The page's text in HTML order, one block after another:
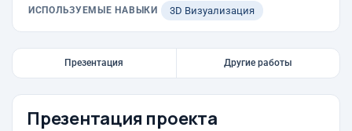
ИСПОЛЬЗУЕМЫЕ НАВЫКИ 3D Визуализация
Презентация Другие работы
Презентация проекта